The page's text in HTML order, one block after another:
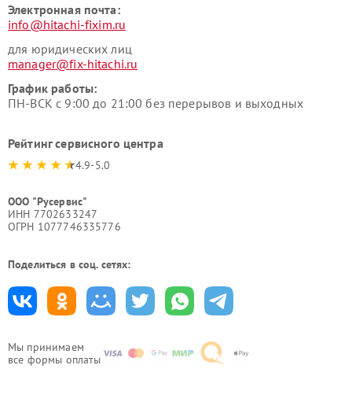
Мы принимаем
все формы оплаты
Электронная почта:
info@hitachi-fixim.ru
для юридических лиц
manager@fix-hitachi.ru
График работы:
ПН-ВСК с 9:00 до 21:00 без перерывов и выходных
Рейтинг сервисного центра
4.9-5.0
ООО "Русервис"
ИНН 7702633247
ОГРН 1077746335776
Поделиться в соц. сетях: